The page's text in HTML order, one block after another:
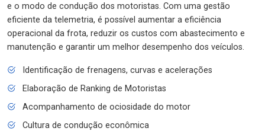
e o modo de condução dos motoristas. Com uma gestão
eficiente da telemetria, é possível aumentar a eficiência
operacional da frota, reduzir os custos com abastecimento e
manutenção e garantir um melhor desempenho dos veículos.
Identificação de frenagens, curvas e acelerações
Elaboração de Ranking de Motoristas
Acompanhamento de ociosidade do motor
Cultura de condução econômica